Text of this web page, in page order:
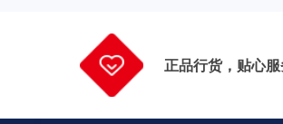
正品行货，贴心